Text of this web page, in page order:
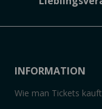
INFORMATION
Wie man Tickets kauft